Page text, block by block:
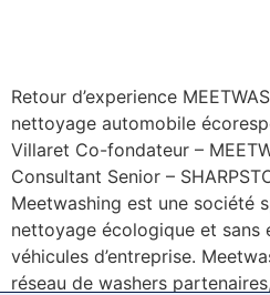
Retour d’experience
nettoyage automobile
Villaret Co-fondateur –
Consultant Senior –
Meetwashing est une société
nettoyage écologique et sans
véhicules d’entreprise.
réseau de washers